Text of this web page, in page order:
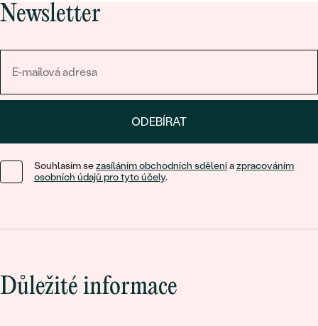
Newsletter
ODEBÍRAT
Souhlasím sezasíláním obchodních sděleníazpracováním
osobních údajů pro tyto účely.
Důležité informace